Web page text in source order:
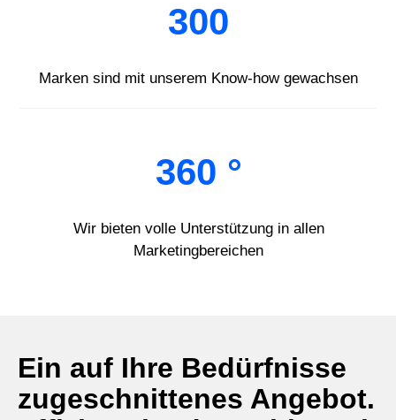
300
Marken sind mit unserem Know-how gewachsen
360 °
Wir bieten volle Unterstützung in allen
Marketingbereichen
Ein auf Ihre Bedürfnisse
zugeschnittenes Angebot.